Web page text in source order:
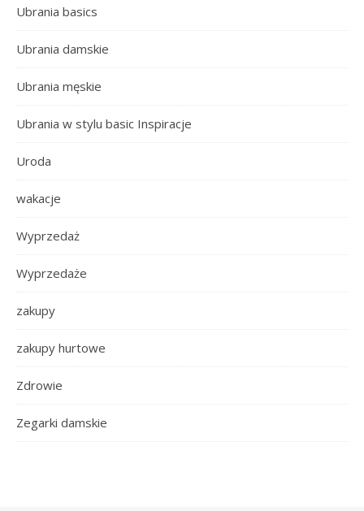
Ubrania basics
Ubrania damskie
Ubrania męskie
Ubrania w stylu basic Inspiracje
Uroda
wakacje
Wyprzedaż
Wyprzedaże
zakupy
zakupy hurtowe
Zdrowie
Zegarki damskie